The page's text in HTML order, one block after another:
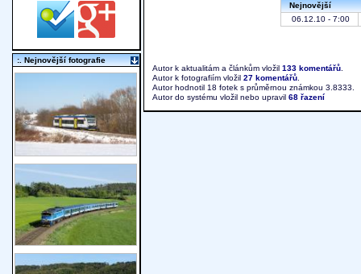
Nejnovější
06.12.10 - 7:00
Autor k aktualitám a článkům vložil 133 komentářů.
Autor k fotografiím vložil 27 komentářů.
Autor hodnotil 18 fotek s průměrnou známkou 3.8333.
Autor do systému vložil nebo upravil 68 řazení
:. Nejnovější fotografie